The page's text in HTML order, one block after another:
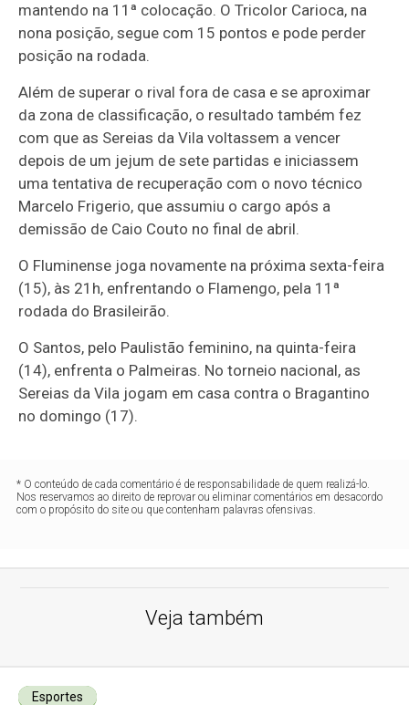
mantendo na 11ª colocação. O Tricolor Carioca, na
nona posição, segue com 15 pontos e pode perder
posição na rodada.
Além de superar o rival fora de casa e se aproximar
da zona de classificação, o resultado também fez
com que as Sereias da Vila voltassem a vencer
depois de um jejum de sete partidas e iniciassem
uma tentativa de recuperação com o novo técnico
Marcelo Frigerio, que assumiu o cargo após a
demissão de Caio Couto no final de abril.
O Fluminense joga novamente na próxima sexta-feira
(15), às 21h, enfrentando o Flamengo, pela 11ª
rodada do Brasileirão.
O Santos, pelo Paulistão feminino, na quinta-feira
(14), enfrenta o Palmeiras. No torneio nacional, as
Sereias da Vila jogam em casa contra o Bragantino
no domingo (17).
* O conteúdo de cada comentário é de responsabilidade de quem realizá-lo.
Nos reservamos ao direito de reprovar ou eliminar comentários em desacordo
com o propósito do site ou que contenham palavras ofensivas.
Veja também
Esportes